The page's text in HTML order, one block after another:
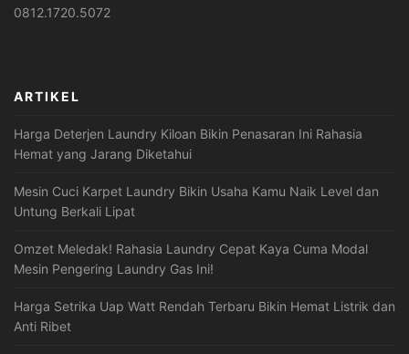
0812.1720.5072
ARTIKEL
Harga Deterjen Laundry Kiloan Bikin Penasaran Ini Rahasia
Hemat yang Jarang Diketahui
Mesin Cuci Karpet Laundry Bikin Usaha Kamu Naik Level dan
Untung Berkali Lipat
Omzet Meledak! Rahasia Laundry Cepat Kaya Cuma Modal
Mesin Pengering Laundry Gas Ini!
Harga Setrika Uap Watt Rendah Terbaru Bikin Hemat Listrik dan
Anti Ribet